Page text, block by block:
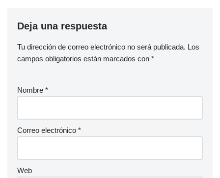
Deja una respuesta
Tu dirección de correo electrónico no será publicada. Los
campos obligatorios están marcados con *
Nombre *
Correo electrónico *
Web